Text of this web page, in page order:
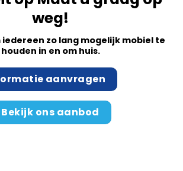
weg!
iedereen zo lang mogelijk mobiel te
houden in en om huis.
aanvragen
Bekijk ons aanbod